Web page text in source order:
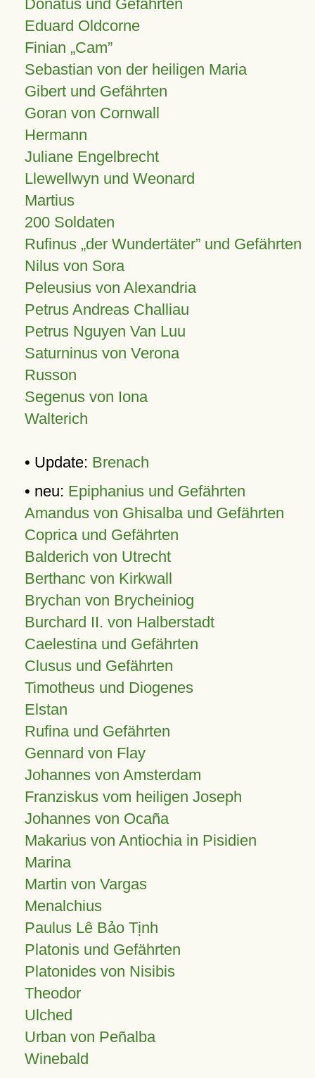
Donatus und Gefährten
Eduard Oldcorne
Finian Cam
Sebastian von der heiligen Maria
Gibert und Gefährten
Goran von Cornwall
Hermann
Juliane Engelbrecht
Llewellwyn und Weonard
Martius
200 Soldaten
Rufinus „der Wundertäter” und Gefährten
Nilus von Sora
Peleusius von Alexandria
Petrus Andreas Challiau
Petrus Nguyen Van Luu
Saturninus von Verona
Russon
Segenus von Iona
Walterich
• Update: Brenach
• neu: Epiphanius und Gefährten
Amandus von Ghisalba und Gefährten
Coprica und Gefährten
Balderich von Utrecht
Berthanc von Kirkwall
Brychan von Brycheiniog
Burchard II. von Halberstadt
Caelestina und Gefährten
Clusus und Gefährten
Timotheus und Diogenes
Elstan
Rufina und Gefährten
Gennard von Flay
Johannes von Amsterdam
Franziskus vom heiligen Joseph
Johannes von Ocaña
Makarius von Antiochia in Pisidien
Marina
Martin von Vargas
Menalchius
Paulus Lê Bảo Tịnh
Platonis und Gefährten
Platonides von Nisibis
Theodor
Ulched
Urban von Peñalba
Winebald